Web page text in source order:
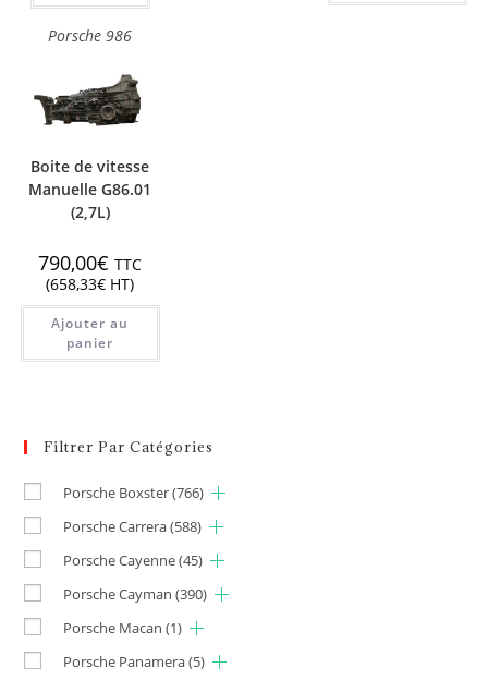
Porsche 986
Boite de vitesse
Manuelle G86.01
(2,7L)
790,00€ TTC
(658,33€ HT)
Ajouter au
panier
Filtrer Par Catégories
Porsche Boxster(766)
Porsche Carrera(588)
Porsche Cayenne(45)
Porsche Cayman (390)
Porsche Macan (1)
Porsche Panamera(5)